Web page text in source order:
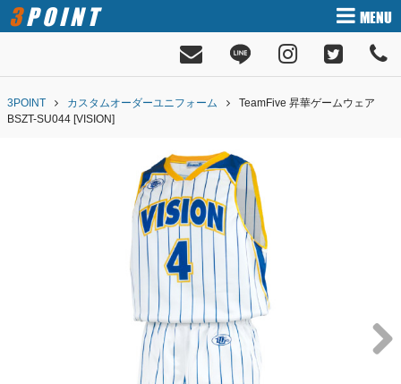
3POINT MENU
3POINT カスタムオーダーユニフォーム
TeamFive 昇華ゲームウェア
BSZT-SU044 [VISION]